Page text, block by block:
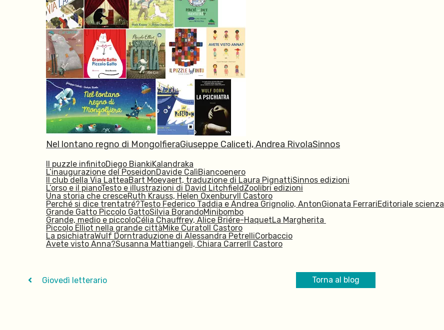
Nel lontano regno di MongolfieraGiuseppe Caliceti, Andrea RivolaSinnos
Il puzzle infinitoDiego BiankiKalandraka
L’inaugurazione del PoseidonDavide CalìBiancoenero
Il club della Via LatteaBart Moeyaert, traduzione di Laura PignattiSinnos edizioni
L’orso e il pianoTesto e illustrazioni di David LitchfieldZoolibri edizioni
Una storia che cresceRuth Krauss, Helen OxenburyIl Castoro
Perché si dice trentatré?Testo Federico Taddia e Andrea Grignolio, AntonGionata FerrariEditoriale scienza
Grande Gatto Piccolo GattoSilvia BorandoMinibombo
Grande, medio e piccoloCélia Chauffrey, Alice Briére-HaquetLa Margherita
Piccolo Elliot nella grande cittàMike CuratoIl Castoro
La psichiatraWulf Dorntraduzione di Alessandra PetrelliCorbaccio
Avete visto Anna?Susanna Mattiangeli, Chiara CarrerIl Castoro
Giovedì letterario Torna al blog